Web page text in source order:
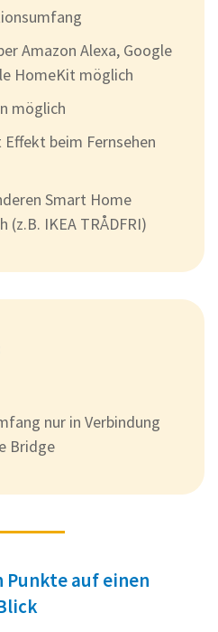
Amazon Alexa, Google
HomeKit möglich
möglich
beim Fernsehen
Smart Home
IKEA TRÅDFRI)
nur in Verbindung
Bridge
auf einen